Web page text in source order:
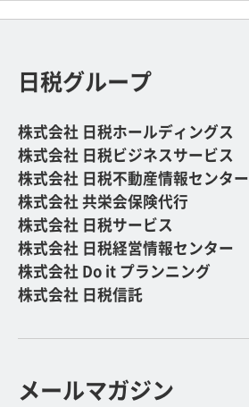
日税グループ
株式会社 日税ホールディングス
株式会社 日税ビジネスサービス
株式会社 日税不動産情報センター
株式会社 共栄会保険代行
株式会社 日税サービス
株式会社 日税経営情報センター
株式会社 Do it プランニング
株式会社 日税信託
メールマガジン